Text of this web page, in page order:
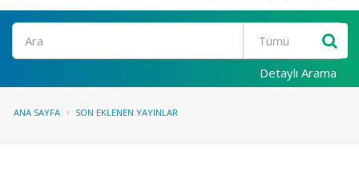
Ara
Detaylı Arama
ANA SAYFA SON EKLENEN YAYINLAR